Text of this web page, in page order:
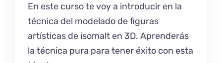
En este curso te voy a introducir en la
técnica del modelado de figuras
artísticas de isomalt en 3D. Aprenderás
la técnica pura para tener éxito con esta